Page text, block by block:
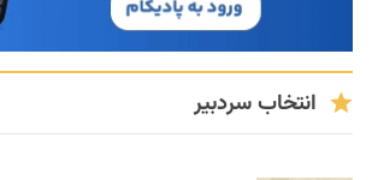
انتخاب سردبیر